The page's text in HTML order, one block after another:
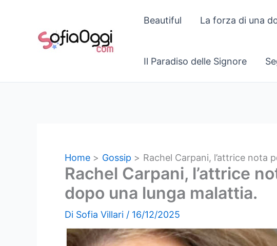
contenuto
Beautiful La forza di una
Il Paradiso delle Signore
Home Gossip Rachel Carpani, l’attrice nota
Rachel Carpani, l’attrice
dopo una lunga malattia.
Di Sofia Villari / 16/12/2025